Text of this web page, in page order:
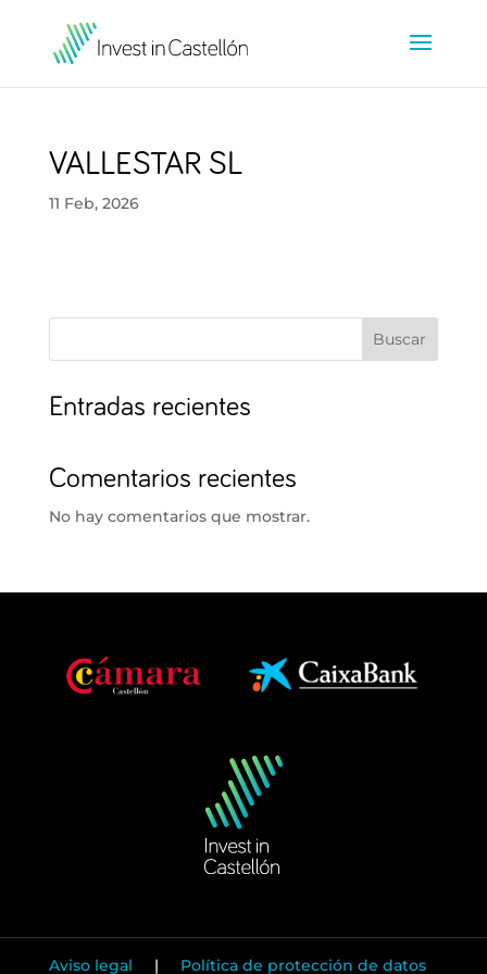
VALLESTAR SL
11 Feb, 2026
Buscar
Entradas recientes
Comentarios recientes
No hay comentarios que mostrar.
Aviso legal | Política de protección de datos